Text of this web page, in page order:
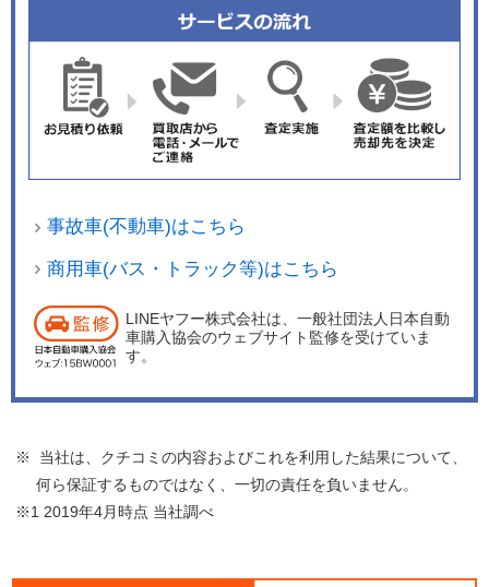
事故車(不動車)はこちら
商用車(バス・トラック等)はこちら
LINEヤフー株式会社は、一般社団法人日本自動
車購入協会のウェブサイト監修を受けていま
す。
※ 当社は、クチコミの内容およびこれを利用した結果について、
何ら保証するものではなく、一切の責任を負いません。
※1 2019年4月時点 当社調べ